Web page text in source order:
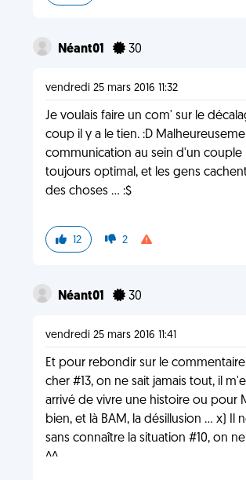
Néant01 30
vendredi 25 mars 2016 11:32
Je voulais faire un com' sur le
coup il y a le tien. :D
communication au sein d'un couple
toujours optimal, et les gens
des choses ... :$
12 2
Néant01 30
vendredi 25 mars 2016 11:41
Et pour rebondir sur le
cher #13, on ne sait jamais tout, il
arrivé de vivre une histoire ou pour
bien, et là BAM, la désillusion ... x) Il
sans connaître la situation #10, on
^^